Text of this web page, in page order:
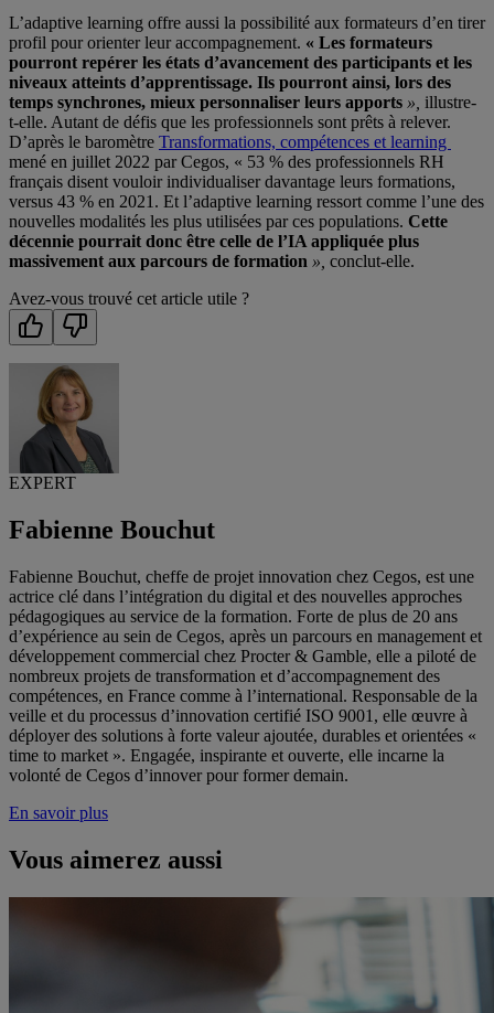
L’adaptive learning offre aussi la possibilité aux formateurs d’en tirer
profil pour orienter leur accompagnement. « Les formateurs
pourront repérer les états d’avancement des participants et les
niveaux atteints d’apprentissage. Ils pourront ainsi, lors des
temps synchrones, mieux personnaliser leurs apports », illustre-
t-elle. Autant de défis que les professionnels sont prêts à relever.
D’après le baromètre Transformations, compétences et learning
mené en juillet 2022 par Cegos, « 53 % des professionnels RH
français disent vouloir individualiser davantage leurs formations,
versus 43 % en 2021. Et l’adaptive learning ressort comme l’une des
nouvelles modalités les plus utilisées par ces populations. Cette
décennie pourrait donc être celle de l’IA appliquée plus
massivement aux parcours de formation », conclut-elle.
Avez-vous trouvé cet article utile ?
EXPERT
Fabienne Bouchut
Fabienne Bouchut, cheffe de projet innovation chez Cegos, est une
actrice clé dans l’intégration du digital et des nouvelles approches
pédagogiques au service de la formation. Forte de plus de 20 ans
d’expérience au sein de Cegos, après un parcours en management et
développement commercial chez Procter & Gamble, elle a piloté de
nombreux projets de transformation et d’accompagnement des
compétences, en France comme à l’international. Responsable de la
veille et du processus d’innovation certifié ISO 9001, elle œuvre à
déployer des solutions à forte valeur ajoutée, durables et orientées «
time to market ». Engagée, inspirante et ouverte, elle incarne la
volonté de Cegos d’innover pour former demain.
En savoir plus
Vous aimerez aussi